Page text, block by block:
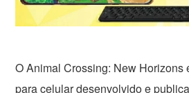
O Animal Crossing: New Horizons
para celular desenvolvido e